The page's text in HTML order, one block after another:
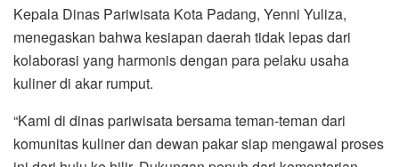
Kepala Dinas Pariwisata Kota Padang, Yenni Yuliza,
menegaskan bahwa kesiapan daerah tidak lepas dari
kolaborasi yang harmonis dengan para pelaku usaha
kuliner di akar rumput.
“Kami di dinas pariwisata bersama teman-teman dari
komunitas kuliner dan dewan pakar siap mengawal proses